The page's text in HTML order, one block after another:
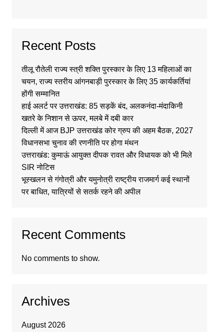
Recent Posts
तीलू रौतेली राज्य स्त्री शक्ति पुरस्कार के लिए 13 महिलाओं का
चयन, राज्य स्तरीय आंगनबाड़ी पुरस्कार के लिए 35 कार्यकर्तियां
होंगी सम्मानित
हाई अलर्ट पर उत्तराखंड: 85 सड़कें बंद, अलकनंदा-मंदाकिनी
खतरे के निशान से ऊपर, मलबे में दबी कार
दिल्ली में आज BJP उत्तराखंड कोर ग्रुप की अहम बैठक, 2027
विधानसभा चुनाव की रणनीति पर होगा मंथन
उत्तराखंड: कुमाऊं आयुक्त दीपक रावत और विधायक को भी मिले
SIR नोटिस
भूस्खलन से गंगोत्री और यमुनोत्री राष्ट्रीय राजमार्ग कई स्थानों
पर बाधित, यात्रियों से सतर्क रहने की अपील
Recent Comments
No comments to show.
Archives
August 2026